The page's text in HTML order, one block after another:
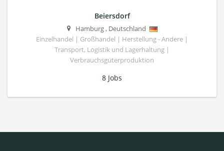
Beiersdorf
Hamburg, Deutschland
Einzelhandel | Großhandel | Herstellung - Andere |
Transport, Logistik und Lagerhaltung |
Verbrauchsgüterproduktion
8 Jobs